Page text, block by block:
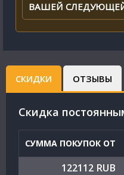
ВАШЕЙ
СКИДКИ ОТЗЫВЫ
Cкидка
СУММА ПОКУПОК ОТ
122112 RUB